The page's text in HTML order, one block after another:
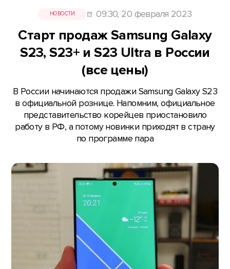
НОВОСТИ 09:30, 20 февраля 2023
Старт продаж Samsung Galaxy
S23, S23+ и S23 Ultra в России
(все цены)
В России начинаются продажи Samsung Galaxy S23
в официальной рознице. Напомним, официальное
представительство корейцев приостановило
работу в РФ, а потому новинки приходят в страну
по программе пара